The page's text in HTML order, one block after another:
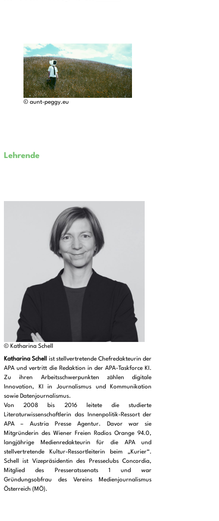
© aunt-peggy.eu
Lehrende
© Katharina Schell
Katharina Schell
ist stellvertretende Chefredakteurin der
APA und vertritt die Redaktion in der APA-Taskforce KI.
Zu ihren Arbeitsschwerpunkten zählen digitale
Innovation, KI in Journalismus und Kommunikation
sowie Datenjournalismus.
Von 2008 bis 2016 leitete die studierte
Literaturwissenschaftlerin das Innenpolitik-Ressort der
APA – Austria Presse Agentur. Davor war sie
Mitgründerin des Wiener Freien Radios Orange 94.0,
langjährige Medienredakteurin für die APA und
stellvertretende Kultur-Ressortleiterin beim „Kurier“.
Schell ist Vizepräsidentin des Presseclubs Concordia,
Mitglied des Presseratssenats 1 und war
Gründungsobfrau des Vereins Medienjournalismus
Österreich (MÖ).